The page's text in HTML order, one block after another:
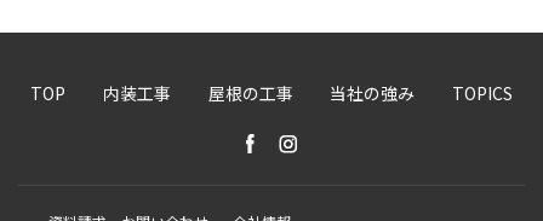
TOP 内装工事 屋根の工事 当社の強み TOPICS